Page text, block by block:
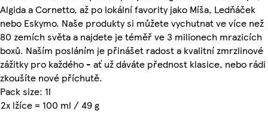
Algida a Cornetto, až po lokální favority jako Míša, Ledňáček
nebo Eskymo. Naše produkty si můžete vychutnat ve více než
80 zemích světa a najdete je téměř ve 3 milionech mrazicích
boxů. Naším posláním je přinášet radost a kvalitní zmrzlinové
zážitky pro každého - ať už dáváte přednost klasice, nebo rádi
zkoušíte nové příchutě.
Pack size: 1l
2x lžíce = 100 ml / 49 g